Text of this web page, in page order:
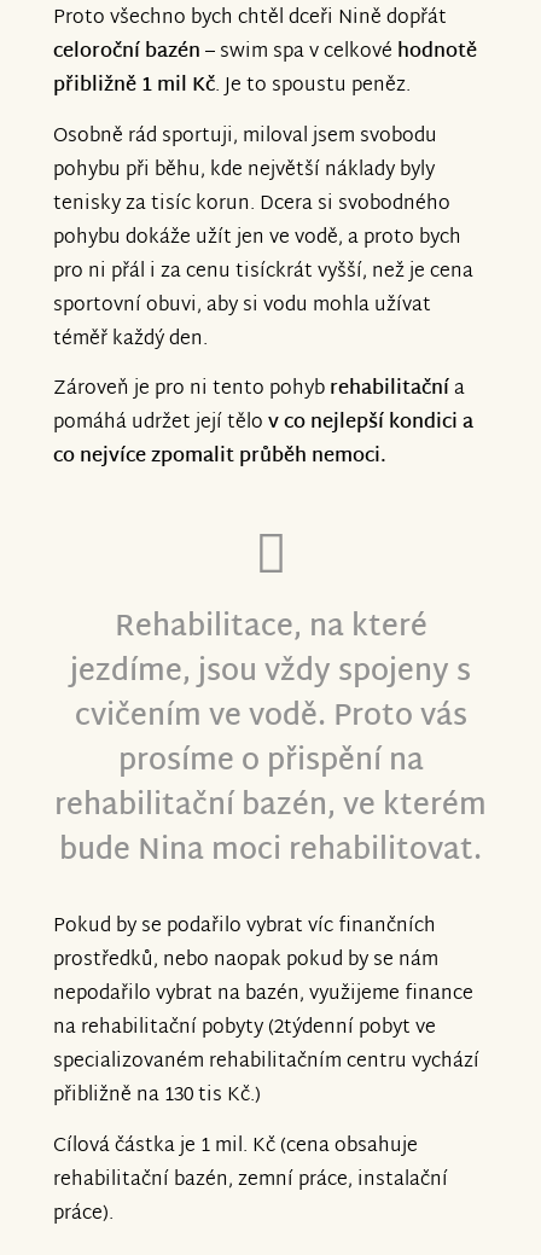
Proto všechno bych chtěl dceři Nině dopřát
celoroční bazén– swim spa v celkové hodnotě
přibližně 1 mil Kč. Je to spoustu peněz.
Osobně rád sportuji, miloval jsem svobodu
pohybu při běhu, kde největší náklady byly
tenisky za tisíc korun. Dcera si svobodného
pohybu dokáže užít jen ve vodě, a proto bych
pro ni přál i za cenu tisíckrát vyšší, než je cena
sportovní obuvi, aby si vodu mohla užívat
téměř každý den.
Zároveň je pro ni tento pohybrehabilitačnía
pomáhá udržet její tělov co nejlepší kondici a
co nejvíce zpomalit průběh nemoci.
Rehabilitace, na které
jezdíme, jsou vždy spojeny s
cvičením ve vodě. Proto vás
prosíme o přispění na
rehabilitační bazén, ve kterém
bude Nina moci rehabilitovat.
Pokud by se podařilo vybrat víc finančních
prostředků, nebo naopak pokud by se nám
nepodařilo vybrat na bazén, využijeme finance
na rehabilitační pobyty (2týdenní pobyt ve
specializovaném rehabilitačním centru vychází
přibližně na 130 tis Kč.)
Cílová částka je 1 mil. Kč (cena obsahuje
rehabilitační bazén, zemní práce, instalační
práce).